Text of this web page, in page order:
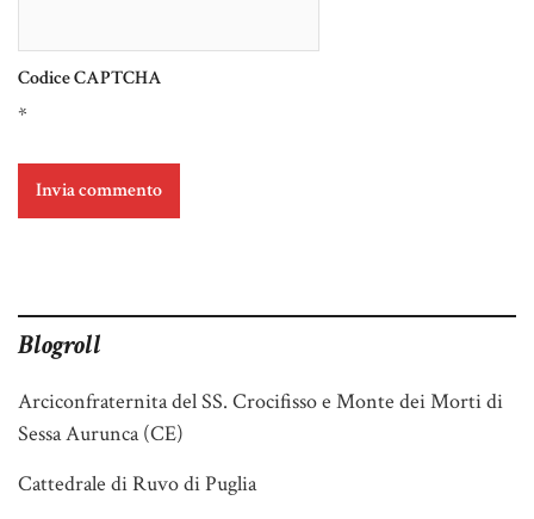
Codice CAPTCHA
*
Blogroll
Arciconfraternita del SS. Crocifisso e Monte dei Morti di
Sessa Aurunca (CE)
Cattedrale di Ruvo di Puglia